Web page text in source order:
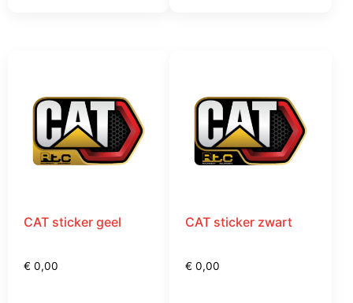
CAT sticker geel
€ 0,00
CAT sticker zwart
€ 0,00